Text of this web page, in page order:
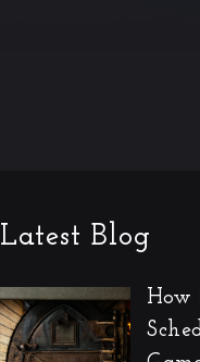
Latest Blog
How